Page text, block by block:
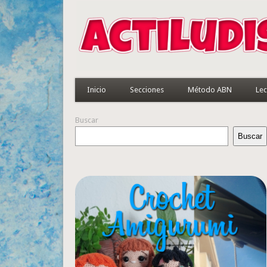
Inicio Secciones Método ABN
Buscar
Buscar